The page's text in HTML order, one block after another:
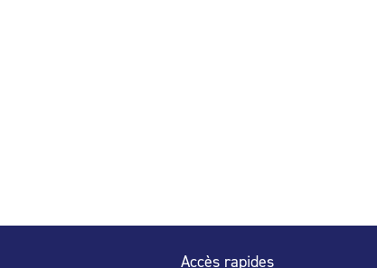
Accès rapides